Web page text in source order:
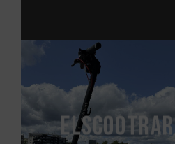
Elscootrar